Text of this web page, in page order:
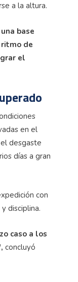
a la altura.
base
de
el
en el
desgaste
días a gran
con
disciplina.
caso a los
concluyó